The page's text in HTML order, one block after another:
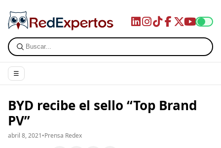
☰
BYD recibe el sello “Top Brand
PV”
abril 8, 2021•Prensa Redex